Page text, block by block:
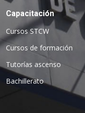
Capacitación
Cursos STCW
Cursos de formación
Tutorías ascenso
Bachillerato